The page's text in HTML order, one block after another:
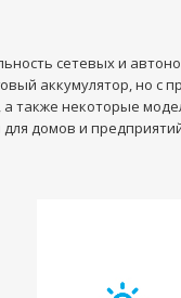
сетевых и
аккумулятор, но
также некоторые
домов и